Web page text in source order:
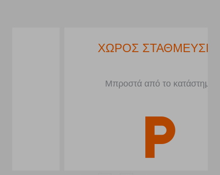
ΧΩΡΟΣ ΣΤΑΘΜΕΥΣΗΣ
Μπροστά από το κατάστημα